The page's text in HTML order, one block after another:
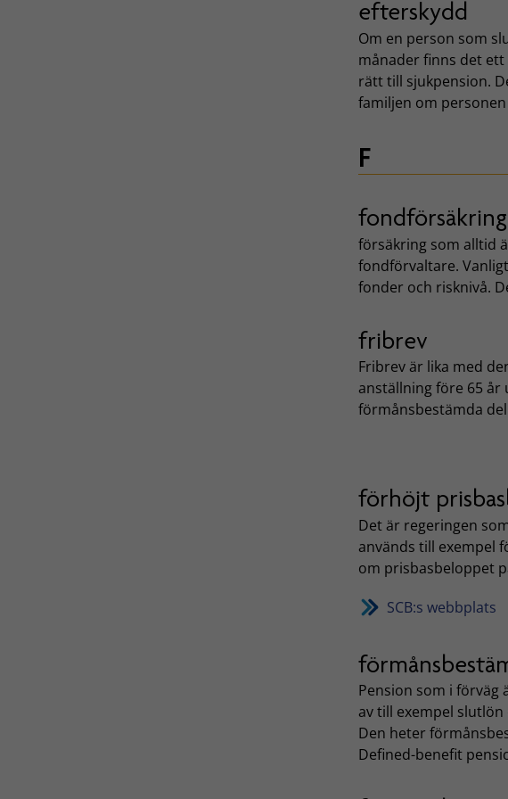
efterskydd
Om en person som
månader finns det ett
rätt till sjukpension.
familjen om
F
fondförsäkring
försäkring som alltid
fondförvaltare.
fonder och risknivå.
fribrev
Fribrev är lika med
anställning före 65
förmånsbestämda
förhöjt
Det är regeringen
används till exempel
om prisbasbeloppet
SCB:s webbplats
Pension som i förväg
av till exempel
Den heter
Defined-benefit